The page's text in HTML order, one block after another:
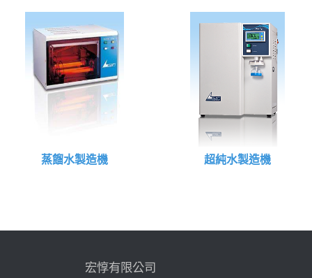
蒸餾水製造機 超純水製造機
宏惇有限公司